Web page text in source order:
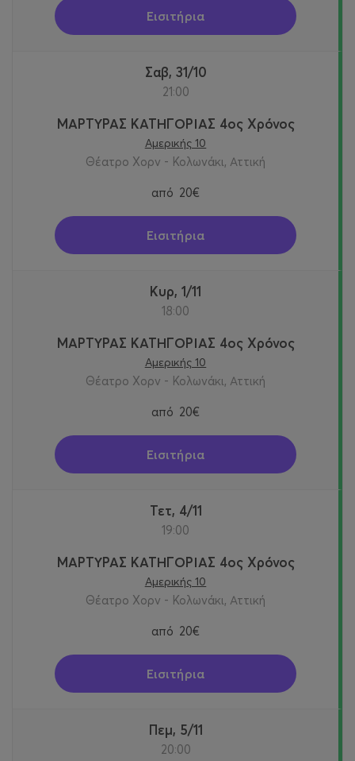
Εισιτήρια
Σαβ, 31/10
21:00
ΜΑΡΤΥΡΑΣ ΚΑΤΗΓΟΡΙΑΣ 4ος Χρόνος
Αμερικής 10
Θέατρο Χορν - Κολωνάκι, Αττική
από 20€
Εισιτήρια
Κυρ, 1/11
18:00
ΜΑΡΤΥΡΑΣ ΚΑΤΗΓΟΡΙΑΣ 4ος Χρόνος
Αμερικής 10
Θέατρο Χορν - Κολωνάκι, Αττική
από 20€
Εισιτήρια
Τετ, 4/11
19:00
ΜΑΡΤΥΡΑΣ ΚΑΤΗΓΟΡΙΑΣ 4ος Χρόνος
Αμερικής 10
Θέατρο Χορν - Κολωνάκι, Αττική
από 20€
Εισιτήρια
Πεμ, 5/11
20:00